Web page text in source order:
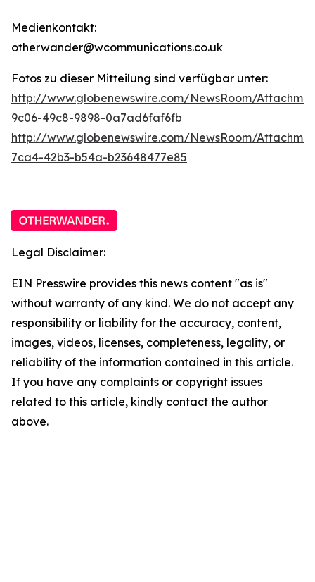
Medienkontakt:
otherwander@wcommunications.co.uk
Fotos zu dieser Mitteilung sind verfügbar unter:
http://www.globenewswire.com/NewsRoom/
9c06-49c8-9898-0a7ad6faf6fb
http://www.globenewswire.com/NewsRoom/
7ca4-42b3-b54a-b23648477e85
Legal Disclaimer:
EIN Presswire provides this news content "as is"
without warranty of any kind. We do not accept any
responsibility or liability for the accuracy, content,
images, videos, licenses, completeness, legality, or
reliability of the information contained in this article.
If you have any complaints or copyright issues
related to this article, kindly contact the author
above.